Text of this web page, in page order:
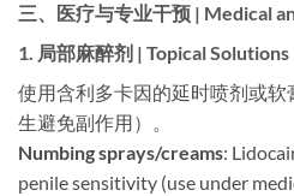
三、医疗与专业干预 | Medical
1. 局部麻醉剂 | Topical Solutions
使用含利多卡因的延时喷剂或
生避免副作用）。
Numbing sprays/creams:
penile sensitivity (use under